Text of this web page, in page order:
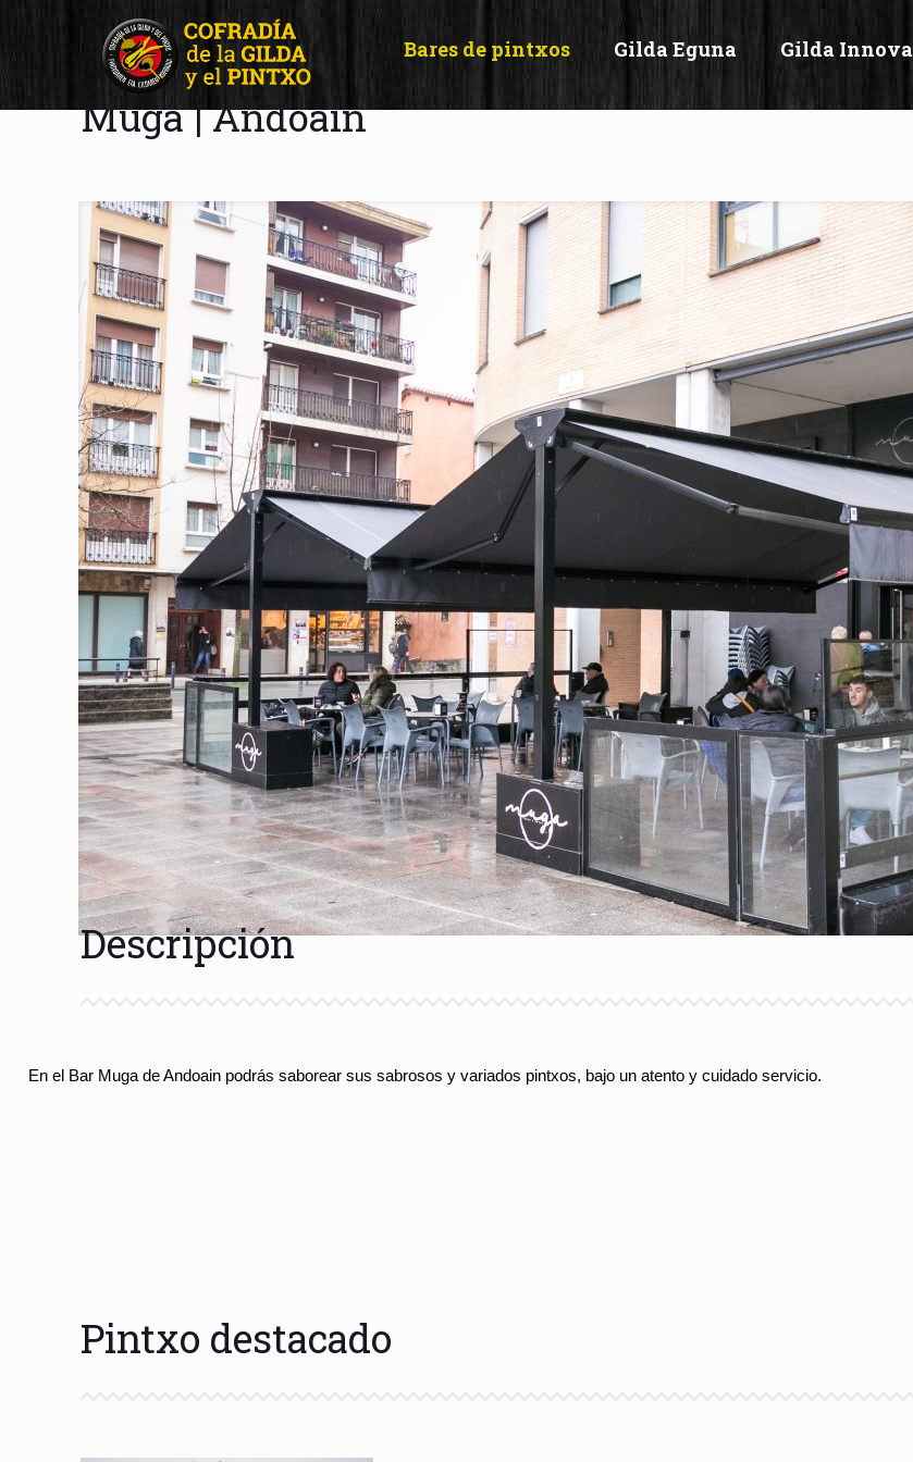
Bares de pintxos Gilda Eguna Gilda Innova
Muga | Andoain
Descripción
En el Bar Muga de Andoain podrás saborear sus sabrosos y variados pintxos, bajo un atento y cuidado servicio.
Pintxo destacado